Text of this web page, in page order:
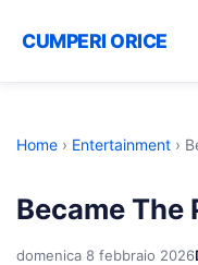
CUMPERI ORICE
Home › Entertainment ›
Became The
domenica 8 febbraio 2026